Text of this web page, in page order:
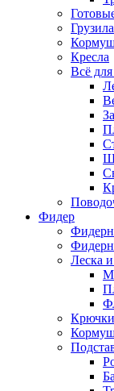
Грузила
Кресла
Всё
Фидер
Леска
Крючки